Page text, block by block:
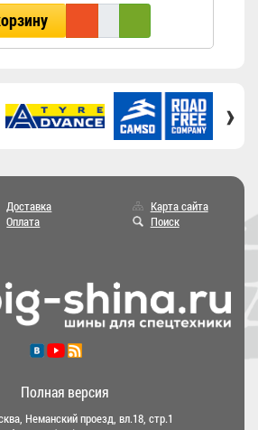
›
Доставка
Оплата
Карта сайта
Поиск
Полная версия
Неманский проезд, вл.18, стр.1